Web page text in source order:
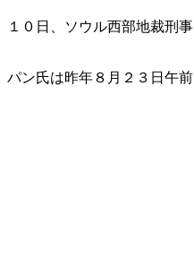
１０日、ソウル西部地裁刑
パン氏は昨年８月２３日午